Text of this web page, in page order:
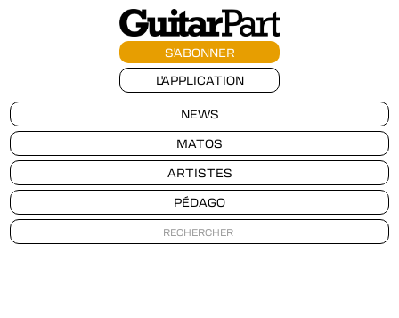
S'ABONNER
L'APPLICATION
NEWS
MATOS
ARTISTES
PÉDAGO